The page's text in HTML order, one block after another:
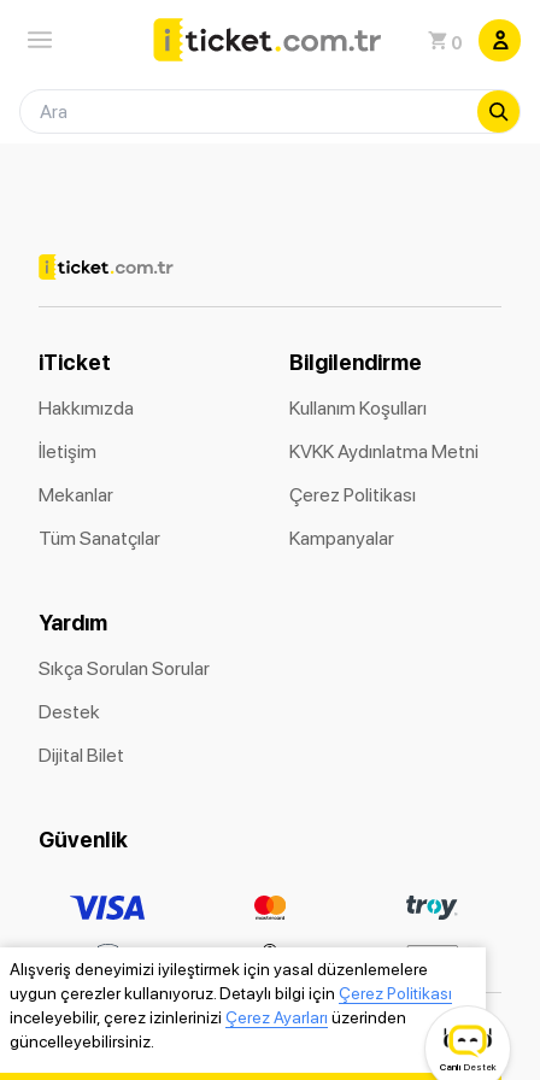
0
Alışveriş deneyimizi iyileştirmek için yasal düzenlemelere
uygun çerezler kullanıyoruz. Detaylı bilgi için Çerez Politikası
inceleyebilir, çerez izinlerinizi Çerez Ayarları üzerinden
güncelleyebilirsiniz.
iTicket
Hakkımızda
İletişim
Mekanlar
Tüm Sanatçılar
Bilgilendirme
Kullanım Koşulları
KVKK Aydınlatma Metni
Çerez Politikası
Kampanyalar
Yardım
Sıkça Sorulan Sorular
Destek
Dijital Bilet
Güvenlik
Canlı Destek